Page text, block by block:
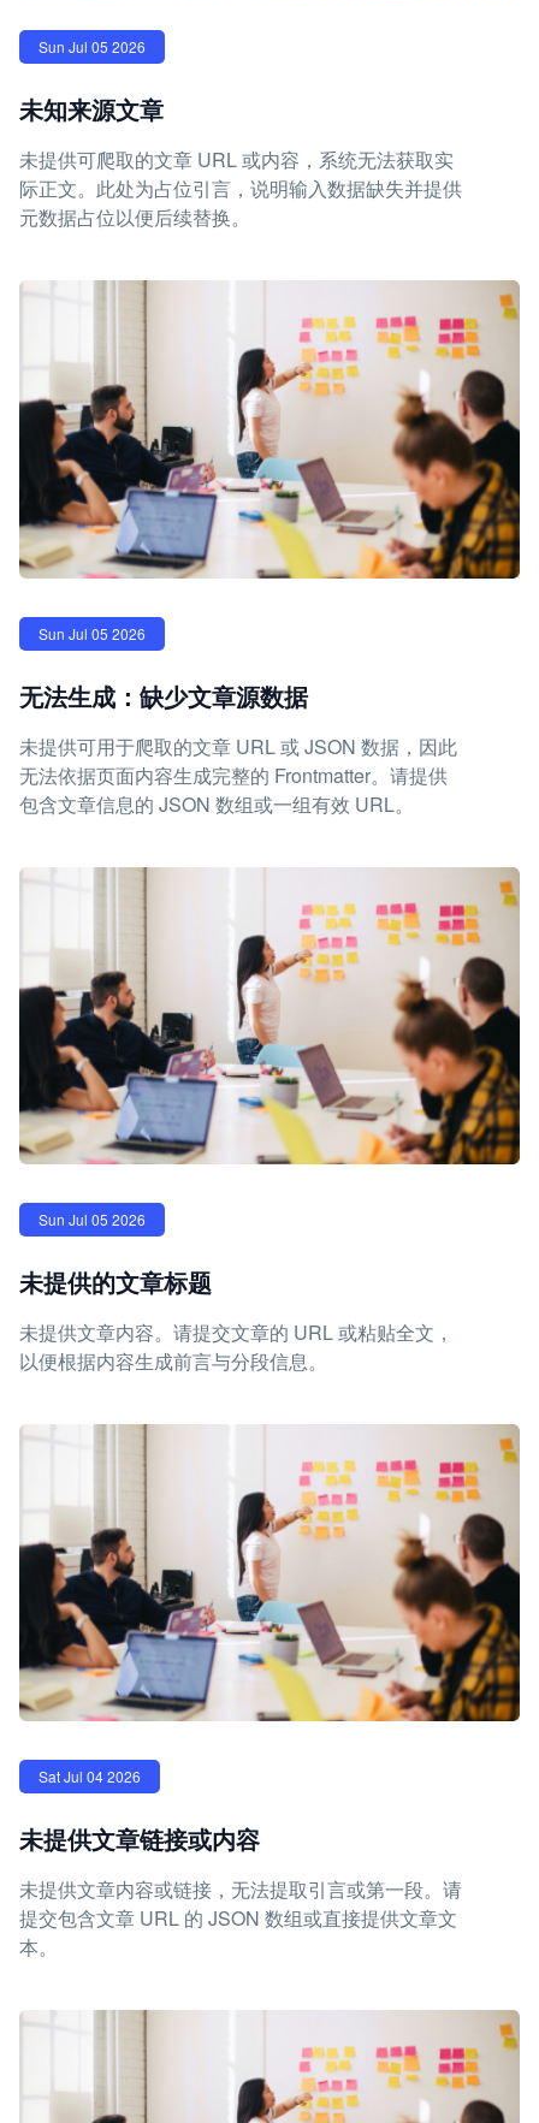
Sun Jul 05 2026
未知来源文章
未提供可爬取的文章 URL 或内容，系统无法获取实
际正文。此处为占位引言，说明输入数据缺失并提供
元数据占位以便后续替换。
Sun Jul 05 2026
无法生成：缺少文章源数据
未提供可用于爬取的文章 URL 或 JSON 数据，因此
无法依据页面内容生成完整的 Frontmatter。请提供
包含文章信息的 JSON 数组或一组有效 URL。
Sun Jul 05 2026
未提供的文章标题
未提供文章内容。请提交文章的 URL 或粘贴全文，
以便根据内容生成前言与分段信息。
Sat Jul 04 2026
未提供文章链接或内容
未提供文章内容或链接，无法提取引言或第一段。请
提交包含文章 URL 的 JSON 数组或直接提供文章文
本。